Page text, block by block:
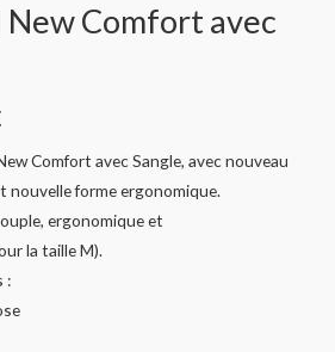
New Comfort avec
Comfort avec Sangle, avec nouveau
nouvelle forme ergonomique.
ergonomique et
la taille M).
: